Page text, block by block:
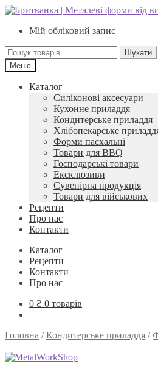
Перейти
навігації
Перейти
вмістуМій обліковий запис
Шукати:
Шукати
Меню
Каталог
Силіконові аксесуари
Кухонне приладдя
Кондитерське приладдя
Хлібопекарське
Форми пасхальні
Товари для BBQ
Господарські товари
Ексклюзиви
Сувенірна продукція
Товари для військових
Рецепти
Про нас
Контакти
Каталог
Рецепти
Контакти
Про нас
0 ₴ 0 товарів
Головна /Кондитерське приладдя /